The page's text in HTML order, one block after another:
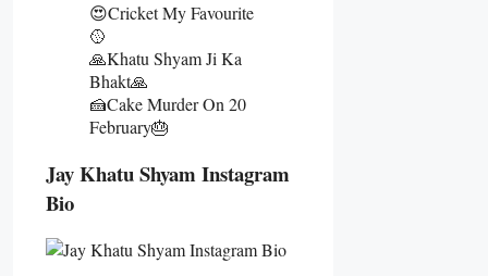
😍Cricket My Favourite
🥎
🙏Khatu Shyam Ji Ka
Bhakt🙏
🍰Cake Murder On 20
February🎂
Jay Khatu Shyam Instagram
Bio